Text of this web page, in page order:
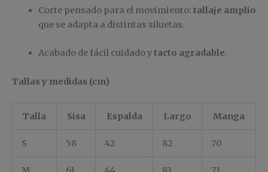
Corte pensado para el movimiento: tallaje amplio
que se adapta a distintas siluetas.
Acabado de fácil cuidado ytacto agradable.
Tallas y medidas (cm)
Talla Sisa Espalda Largo Manga
S 58 42 82 70